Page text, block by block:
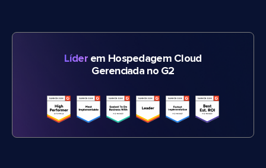
Líderem Hospedagem Cloud
Gerenciada no G2